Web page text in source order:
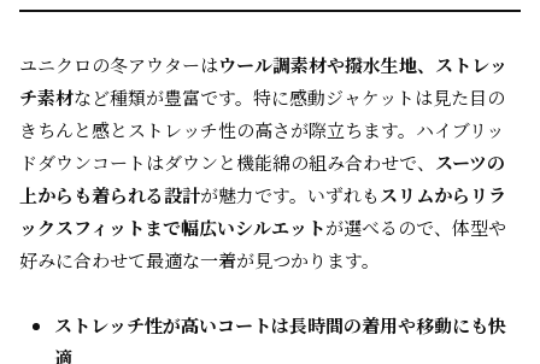
ユニクロの冬アウターはウール調素材や撥水生地、ストレッ
チ素材など種類が豊富です。特に感動ジャケットは見た目の
きちんと感とストレッチ性の高さが際立ちます。ハイブリッ
ドダウンコートはダウンと機能綿の組み合わせで、 スーツの
上からも着られる設計が魅力です。いずれも スリムからリラ
ックスフィットまで幅広いシルエットが選べるので、体型や
好みに合わせて最適な一着が見つかります。
ストレッチ性が高いコートは長時間の着用や移動にも快
適